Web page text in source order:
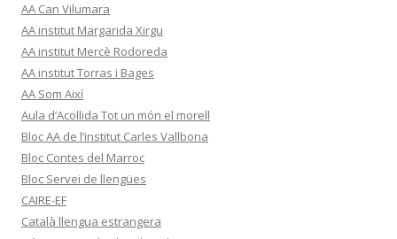
AA Can Vilumara
AA institut Margarida Xirgu
AA institut Mercè Rodoreda
AA institut Torras i Bages
AA Som Així
Aula d’Acollida Tot un món el morell
Bloc AA de l’institut Carles Vallbona
Bloc Contes del Marroc
Bloc Servei de llengües
CAIRE-EF
Català llengua estrangera